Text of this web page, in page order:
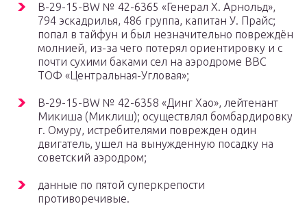
B-29-15-BW № 42-6365 «Генерал Х. Арнольд»,
794 эскадрилья, 486 группа, капитан У. Прайс;
попал в тайфун и был незначительно повреждён
молнией, из-за чего потерял ориентировку и с
почти сухими баками сел на аэродроме ВВС
ТОФ «Центральная-Угловая»;
B-29-15-BW № 42-6358 «Динг Хао», лейтенант
Микиша (Миклиш); осуществлял бомбардировку
г. Омуру, истребителями поврежден один
двигатель, ушел на вынужденную посадку на
советский аэродром;
данные по пятой суперкрепости
противоречивые.